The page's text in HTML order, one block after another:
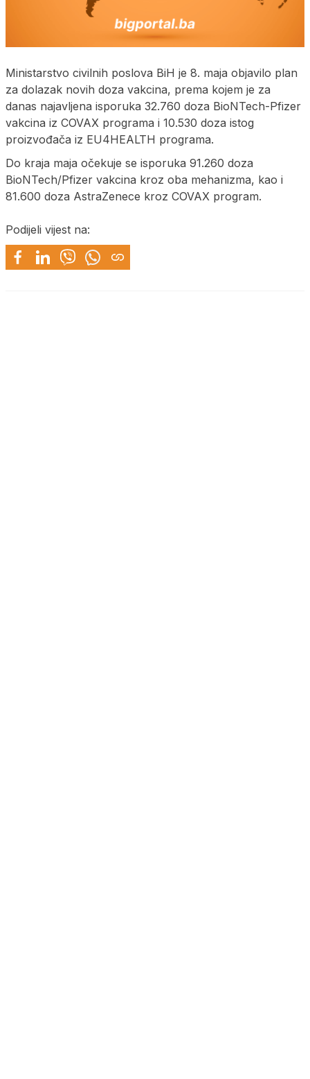
Ministarstvo civilnih poslova BiH je 8. maja objavilo plan
za dolazak novih doza vakcina, prema kojem je za
danas najavljena isporuka 32.760 doza BioNTech-Pfizer
vakcina iz COVAX programa i 10.530 doza istog
proizvođača iz EU4HEALTH programa.
Do kraja maja očekuje se isporuka 91.260 doza
BioNTech/Pfizer vakcina kroz oba mehanizma, kao i
81.600 doza AstraZenece kroz COVAX program.
Podijeli vijest na: